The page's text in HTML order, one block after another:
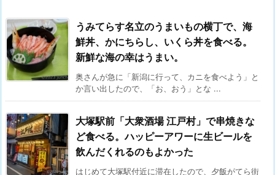
うみてらす名立のうまいもの横丁で、海
鮮丼、かにちらし、いくら丼を食べる。
新鮮な海の幸はうまい。
奥さんが急に「新潟に行って、カニを食べよう」と
か言い出したので、「お、おう」とな ...
大塚駅前「大衆酒場 江戸村」で串焼きな
ど食べる。ハッピーアワーに生ビールを
飲んだくれるのもよかった
はじめて大塚駅付近に滞在したので、夕飯がてら街